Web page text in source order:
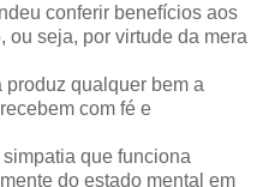
conferir benefícios aos
ou seja, por virtude da mera
qualquer bem a
com fé e
que funciona
do estado mental em